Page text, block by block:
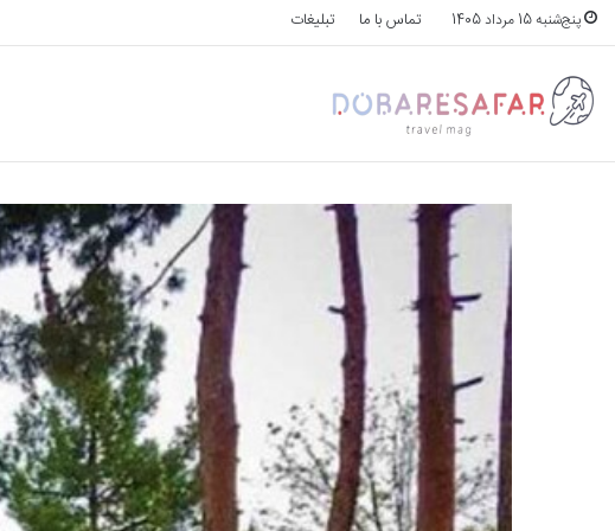
پنج‌شنبه 15 مرداد 1405 تماس با ما تبلیغات